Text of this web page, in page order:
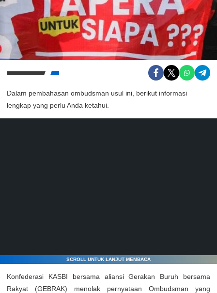
Dalam pembahasan ombudsman usul ini, berikut informasi
lengkap yang perlu Anda ketahui.
SCROLL UNTUK LANJUT MEMBACA
Konfederasi KASBI bersama aliansi Gerakan Buruh bersama
Rakyat (GEBRAK) menolak pernyataan Ombudsman yang